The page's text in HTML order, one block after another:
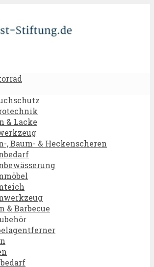
& Lacke
, Baum- & Heckenscheren
& Barbecue